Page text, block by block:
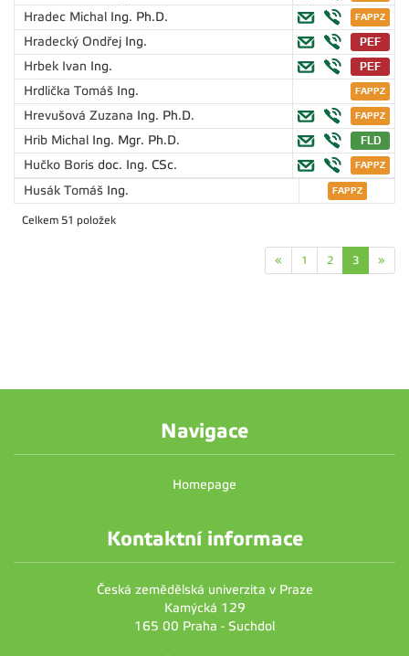
Hradec Michal Ing. Ph.D.
Hradecký Ondřej Ing.
Hrbek Ivan Ing.
Hrdlička Tomáš Ing.
Hrevušová Zuzana Ing. Ph.D.
Hrib Michal Ing. Mgr. Ph.D.
Hučko Boris doc. Ing. CSc.
Husák Tomáš Ing.
Celkem 51 položek
« 1 2 3 »
Navigace
Homepage
Kontaktní informace
Česká zemědělská univerzita v Praze
Kamýcká 129
165 00 Praha - Suchdol